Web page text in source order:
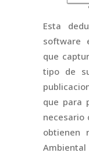
Esta
software
que
tipo de
que para
necesario
obtienen